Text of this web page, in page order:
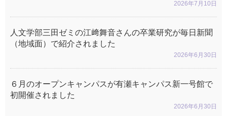
2026年7月10日
2026年6月30日
人文学部三田ゼミの江﨑舞音さんの卒業研究が毎日新聞
（地域面）で紹介されました
2026年6月30日
６月のオープンキャンパスが有瀬キャンパス新一号館で
初開催されました